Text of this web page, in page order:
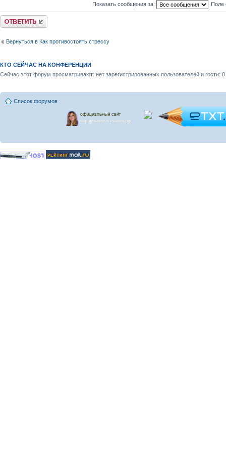
Показать сообщения за: Поле
Ответить
Вернуться в Как противостоять стрессу
КТО СЕЙЧАС НА КОНФЕРЕНЦИИ
Сейчас этот форум просматривают: нет зарегистрированных пользователей и гости: 0
Список форумов